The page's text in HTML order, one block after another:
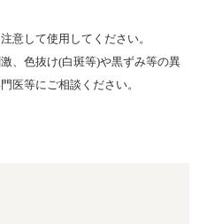
意して使用してください。
、色抜け(白斑等)や黒ずみ等の異
医等にご相談ください。